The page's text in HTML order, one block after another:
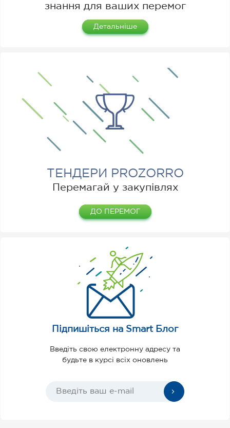
знання для ваших перемог
Детальніше
Підпишіться на Smart Блог
Введіть свою електронну адресу та
будьте в курсі всіх оновлень
ТЕНДЕРИ PROZORRO
Перемагай у закупівлях
ДО ПЕРЕМОГ